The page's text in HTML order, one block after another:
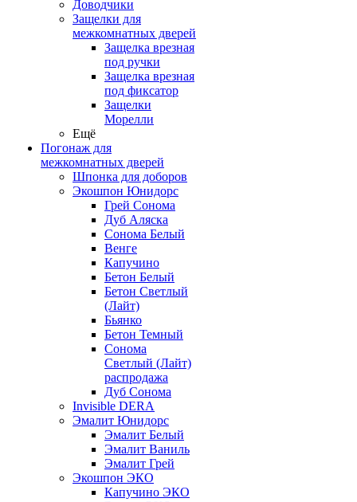
Доводчики
Защелки для
межкомнатных дверей
Защелка врезная
под ручки
Защелка врезная
под фиксатор
Защелки
Морелли
Ещё
Погонаж для
межкомнатных дверей
Шпонка для доборов
Экошпон Юнидорс
Грей Сонома
Дуб Аляска
Сонома Белый
Венге
Капучино
Бетон Белый
Бетон Светлый
(Лайт)
Бьянко
Бетон Темный
Сонома
Светлый (Лайт)
распродажа
Дуб Сонома
Invisible DERA
Эмалит Юнидорс
Эмалит Белый
Эмалит Ваниль
Эмалит Грей
Экошпон ЭКО
Капучино ЭКО